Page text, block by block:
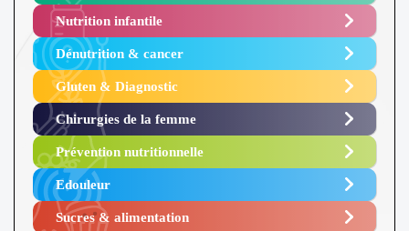
Nutrition infantile
Dénutrition & cancer
Gluten & Diagnostic
Chirurgies de la femme
Prévention nutritionnelle
Edouleur​
Sucres & alimentation​